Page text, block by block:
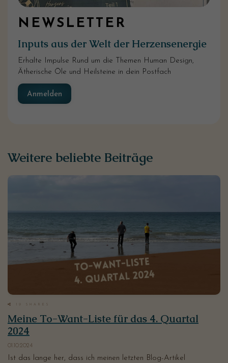
NEWSLETTER
Inputs aus der Welt der Herzensenergie
Erhalte Impulse Rund um die Themen Human Design,
Ätherische Öle und Heilsteine in dein Postfach
Anmelden
Weitere beliebte Beiträge
19 SHARES
Meine To-Want-Liste für das 4. Quartal
2024
01.10.2024
Ist das lange her, dass ich meinen letzten Blog-Artikel